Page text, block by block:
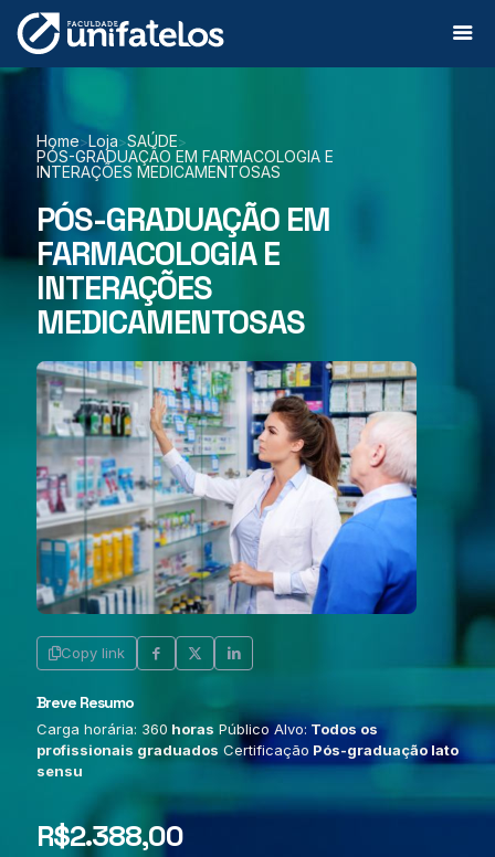
Home>Loja>SAÚDE>
PÓS-GRADUAÇÃO EM FARMACOLOGIA E
INTERAÇÕES MEDICAMENTOSAS
PÓS-GRADUAÇÃO EM
FARMACOLOGIA E
INTERAÇÕES
MEDICAMENTOSAS
Copy link
Breve Resumo
Carga horária: 360 horas Público Alvo: Todos os
profissionais graduados Certificação Pós-graduação lato
sensu
R$2.388,00